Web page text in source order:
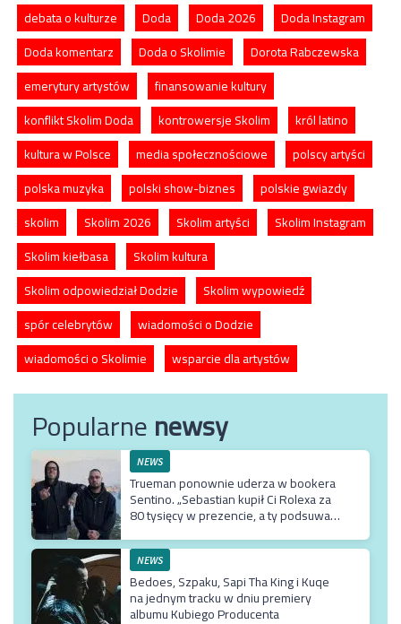
debata o kulturze Doda Doda 2026
Doda Instagram
Doda komentarz
Doda o Skolimie
Dorota Rabczewska
emerytury artystów
finansowanie kultury
konflikt Skolim Doda
kontrowersje Skolim
król latino
kultura w Polsce
media społecznościowe
polscy artyści
polska muzyka
polski show-biznes
polskie gwiazdy
skolim
Skolim 2026 Skolim artyści
Skolim Instagram
Skolim kiełbasa
Skolim kultura
Skolim odpowiedział Dodzie
Skolim wypowiedź
spór celebrytów
wiadomości o Dodzie
wiadomości o Skolimie
wsparcie dla artystów
Popularnenewsy
NEWS
Trueman ponownie uderza w bookera
Sentino. „Sebastian kupił Ci Rolexa za
80 tysięcy w prezencie, a ty podsuwasz
NEWS
Bedoes, Szpaku, Sapi Tha King i Kuqe
na jednym tracku w dniu premiery
albumu Kubiego Producenta